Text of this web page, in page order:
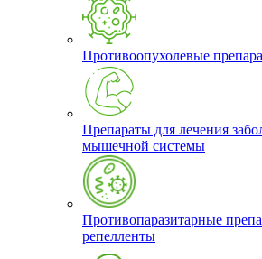
Противоопухолевые
Препараты для лечения
мышечной системы
Противопаразитарные
репелленты